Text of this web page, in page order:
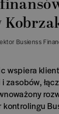
Busienss
wspiera
zasobów,
kontrolingu